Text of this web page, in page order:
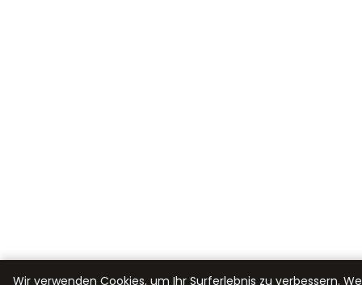
Wir verwenden Cookies, um Ihr Surferlebnis zu verbessern.